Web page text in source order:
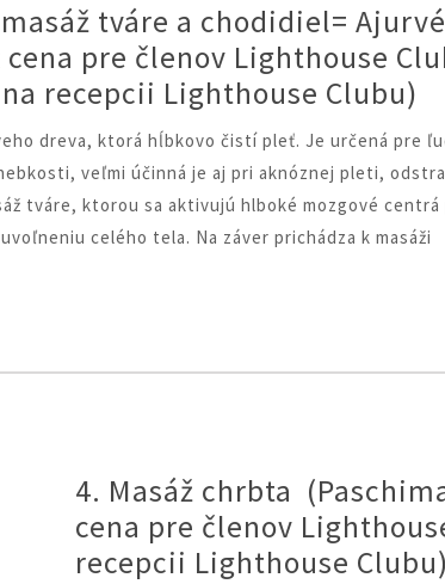
tváre a chodidiel=
pre členov Lighthouse
recepcii Lighthouse Clubu)
dreva, ktorá hĺbkovo čistí pleť. Je určená pre
veľmi účinná je aj pri aknóznej pleti,
tváre, ktorou sa aktivujú hlboké mozgové centrá
celého tela. Na záver prichádza k masáži
4. Masáž chrbta
cena pre členov
recepcii Lighthouse Clubu)